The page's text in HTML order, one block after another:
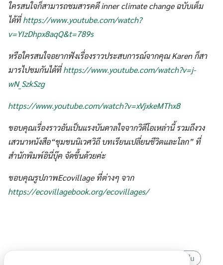
ใครสนใจก็สามารถชมสารคดี inner climate change ฉบับเต็ม
ได้ที่https://www.youtube.com/watch?
v=YIzDhpx8aqQ&t=789s
หรือใครสนใจอยากฟังเรื่องราวประสบการณ์จากคุณ Karen ก็สา
มารไปชมกันได้ที่https://www.youtube.com/watch?v=j-
wN_SzkSzg
https://www.youtube.com/watch?v=xVjxkeMThx8
ขอบคุณเรื่องราวอันเป็นแรงบันดาลใจจากวิดีโอเหล่านี้ รวมถึงวง
เสวนาหนังสือ“ชุมชนนิเวศวิถี บทเรียนเปลี่ยนชีวิตและโลก” ที่
สำนักพิมพ์อินี่บุ๊ค จัดขึ้นด้วยค่ะ
ขอบคุณรูปภาพEcovillage ที่ต่างๆ จาก
https://ecovillagebook.org/ecovillages/
ความเปลี่ยนเเปลงภายใน